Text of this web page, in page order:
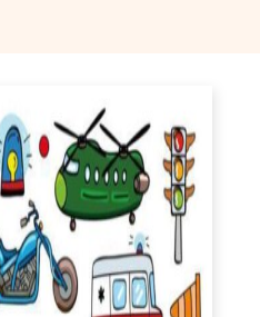
om contact op te nemen,
privacybeleid.